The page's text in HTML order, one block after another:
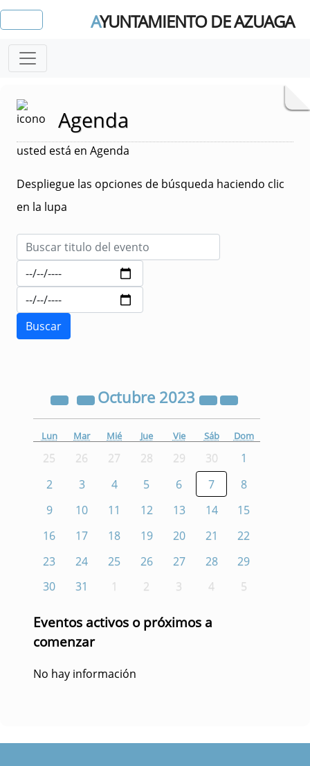
AYUNTAMIENTO DE AZUAGA
Agenda
usted está en Agenda
Despliegue las opciones de búsqueda haciendo clic
en la lupa
Octubre 2023
Lun Mar Mié Jue Vie Sáb Dom
25 26 27 28 29 30
1
2
3 4 5 6 7
8
9
10 11 12 13 14
15
16
17 18 19 20 21
22
23
24 25 26 27 28
29
30
31 1 2 3 4 5
Eventos activos o próximos a
comenzar
No hay información